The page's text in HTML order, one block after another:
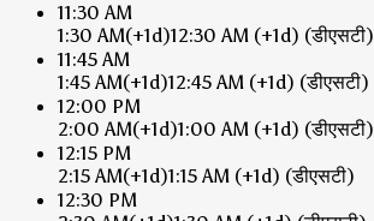
11:30 AM
1:30 AM(+1d)12:30 AM (+1d) (डीएसटी)
11:45 AM
1:45 AM(+1d)12:45 AM (+1d) (डीएसटी)
12:00 PM
2:00 AM(+1d)1:00 AM (+1d) (डीएसटी)
12:15 PM
2:15 AM(+1d)1:15 AM (+1d) (डीएसटी)
12:30 PM